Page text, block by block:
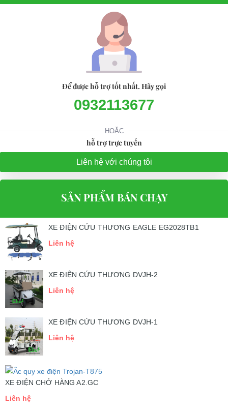
Để được hỗ trợ tốt nhất. Hãy gọi
0932113677
HOẶC
hỗ trợ trực tuyến
Liên hệ với chúng tôi
SẢN PHẨM BÁN CHẠY
XE ĐIỆN CỨU THƯƠNG EAGLE EG2028TB1
Liên hệ
XE ĐIỆN CỨU THƯƠNG DVJH-2
Liên hệ
XE ĐIỆN CỨU THƯƠNG DVJH-1
Liên hệ
XE ĐIỆN CHỞ HÀNG A2.GC
Liên hệ